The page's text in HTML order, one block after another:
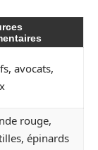
avocats,
rouge,
épinards